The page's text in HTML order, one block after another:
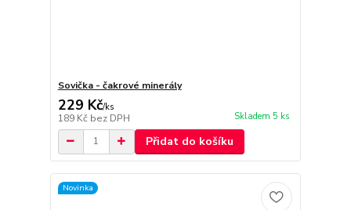
Sovička - čakrové minerály
229 Kč/ks
189 Kč bez DPH Skladem 5 ks
Přidat do košíku
Novinka